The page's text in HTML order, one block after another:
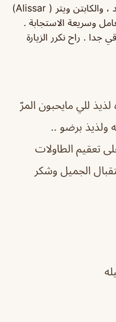
للموظفين كلهم ذوق في فرع البوليفارد ، والكابتن ويتر ( Alissar)
وسريعة الاستجابة .
جدا . راح نكرر الزيارة
للي مايحبون المرّ
ولذيذ برضو ..
تعقيم الطاولات
الجميل وشكر